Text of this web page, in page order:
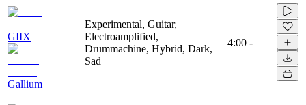
GIIX
Gallium
Experimental, Guitar,
Electroamplified,
Drummachine, Hybrid, Dark,
Sad
4:00 -